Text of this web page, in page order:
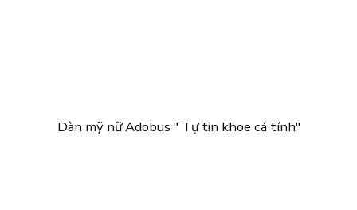
Dàn mỹ nữ Adobus " Tự tin khoe cá tính"